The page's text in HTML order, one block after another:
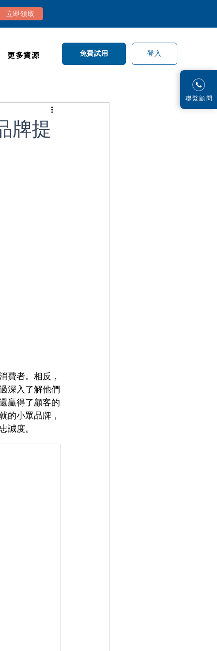
​聯繫顧問
立即領取
更多資源 免費試用 登入
牌提
費者。相反，
深入了解他們
贏得了顧客的
的小眾品牌，
誠度。